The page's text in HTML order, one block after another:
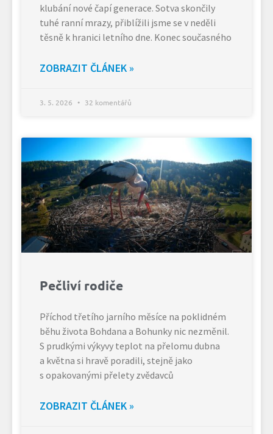
klubání nové čapí generace. Sotva skončily
tuhé ranní mrazy, přiblížili jsme se v neděli
těsně k hranici letního dne. Konec současného
ZOBRAZIT ČLÁNEK »
3. 5. 2026 32 komentářů
Pečliví rodiče
Příchod třetího jarního měsíce na poklidném
běhu života Bohdana a Bohunky nic nezměnil.
S prudkými výkyvy teplot na přelomu dubna
a května si hravě poradili, stejně jako
s opakovanými přelety zvědavců
ZOBRAZIT ČLÁNEK »